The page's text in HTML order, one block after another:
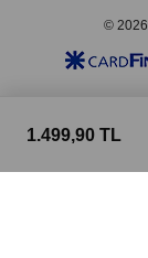
1.499,90 TL
© 2026